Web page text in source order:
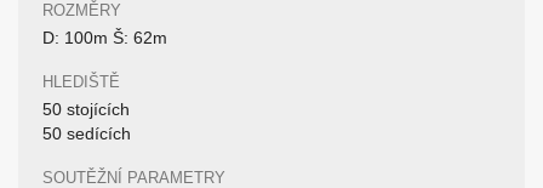
ROZMĚRY
D: 100m Š: 62m
HLEDIŠTĚ
50 stojících
50 sedících
SOUTĚŽNÍ PARAMETRY